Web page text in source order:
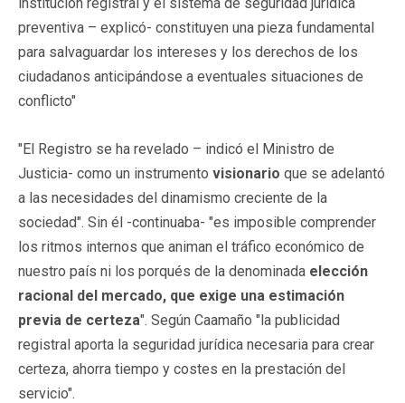
preventiva – explicó- constituyen una pieza fundamental
para salvaguardar los intereses y los derechos de los
ciudadanos anticipándose a eventuales situaciones de
conflicto"
"El Registro se ha revelado – indicó el Ministro de
Justicia- como un instrumento visionario que se adelantó
a las necesidades del dinamismo creciente de la
sociedad". Sin él -continuaba- "es imposible comprender
los ritmos internos que animan el tráfico económico de
nuestro país ni los porqués de la denominada elección
racional del mercado, que exige una estimación
previa de certeza". Según Caamaño "la publicidad
registral aporta la seguridad jurídica necesaria para crear
certeza, ahorra tiempo y costes en la prestación del
servicio".